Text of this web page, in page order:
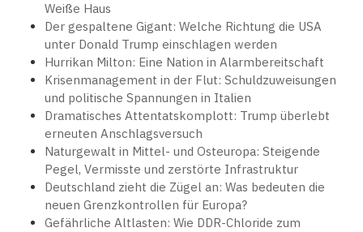
Weiße Haus
Der gespaltene Gigant: Welche Richtung die USA
unter Donald Trump einschlagen werden
Hurrikan Milton: Eine Nation in Alarmbereitschaft
Krisenmanagement in der Flut: Schuldzuweisungen
und politische Spannungen in Italien
Dramatisches Attentatskomplott: Trump überlebt
erneuten Anschlagsversuch
Naturgewalt in Mittel- und Osteuropa: Steigende
Pegel, Vermisste und zerstörte Infrastruktur
Deutschland zieht die Zügel an: Was bedeuten die
neuen Grenzkontrollen für Europa?
Gefährliche Altlasten: Wie DDR-Chloride zum